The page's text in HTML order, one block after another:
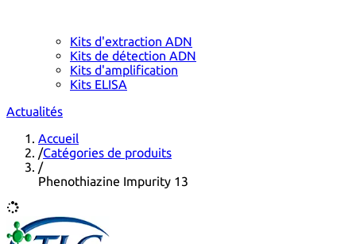
Kits d'extraction ADN
Kits de détection ADN
Kits d'amplification
Kits ELISA
Actualités
Accueil
/Catégories de produits
/
Phenothiazine Impurity 13